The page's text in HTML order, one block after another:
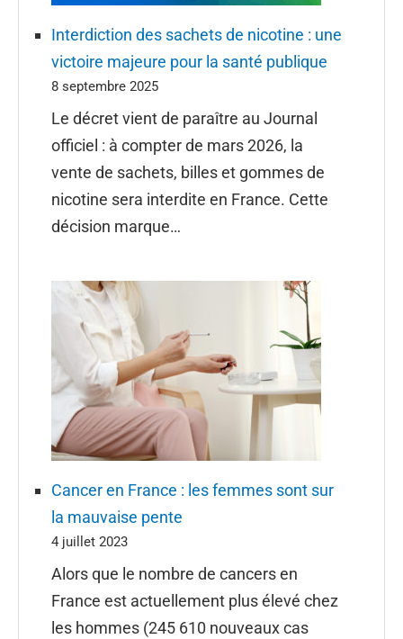
Interdiction des sachets de nicotine : une
victoire majeure pour la santé publique
8 septembre 2025
Le décret vient de paraître au Journal
officiel : à compter de mars 2026, la
vente de sachets, billes et gommes de
nicotine sera interdite en France. Cette
décision marque…
Cancer en France : les femmes sont sur
la mauvaise pente
4 juillet 2023
Alors que le nombre de cancers en
France est actuellement plus élevé chez
les hommes (245 610 nouveaux cas